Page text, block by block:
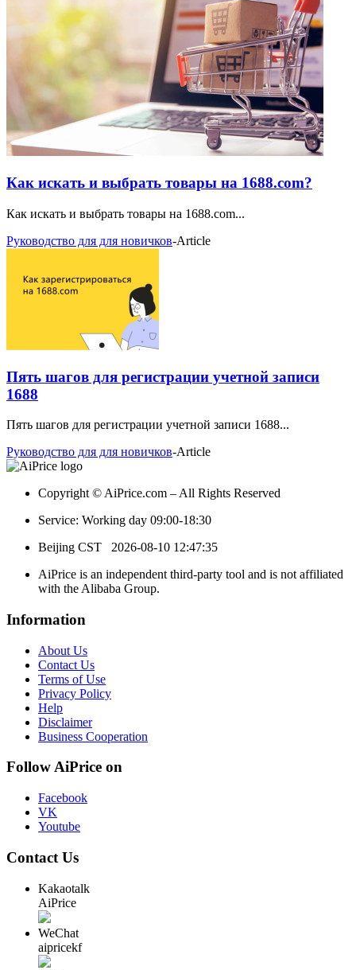
Как искать и выбрать товары на 1688.com?
Как искать и выбрать товары на 1688.com...
Руководство для для новичков-Article
Пять шагов для регистрации учетной записи
1688
Пять шагов для регистрации учетной записи 1688...
Руководство для для новичков-Article
Copyright © AiPrice.com – All Rights Reserved
Service: Working day 09:00-18:30
Beijing CST 2026-08-10 12:47:35
AiPrice is an independent third-party tool and is not affiliated
with the Alibaba Group.
Information
About Us
Contact Us
Terms of Use
Privacy Policy
Help
Disclaimer
Business Cooperation
Follow AiPrice on
Facebook
VK
Youtube
Contact Us
Kakaotalk
AiPrice
WeChat
aipricekf